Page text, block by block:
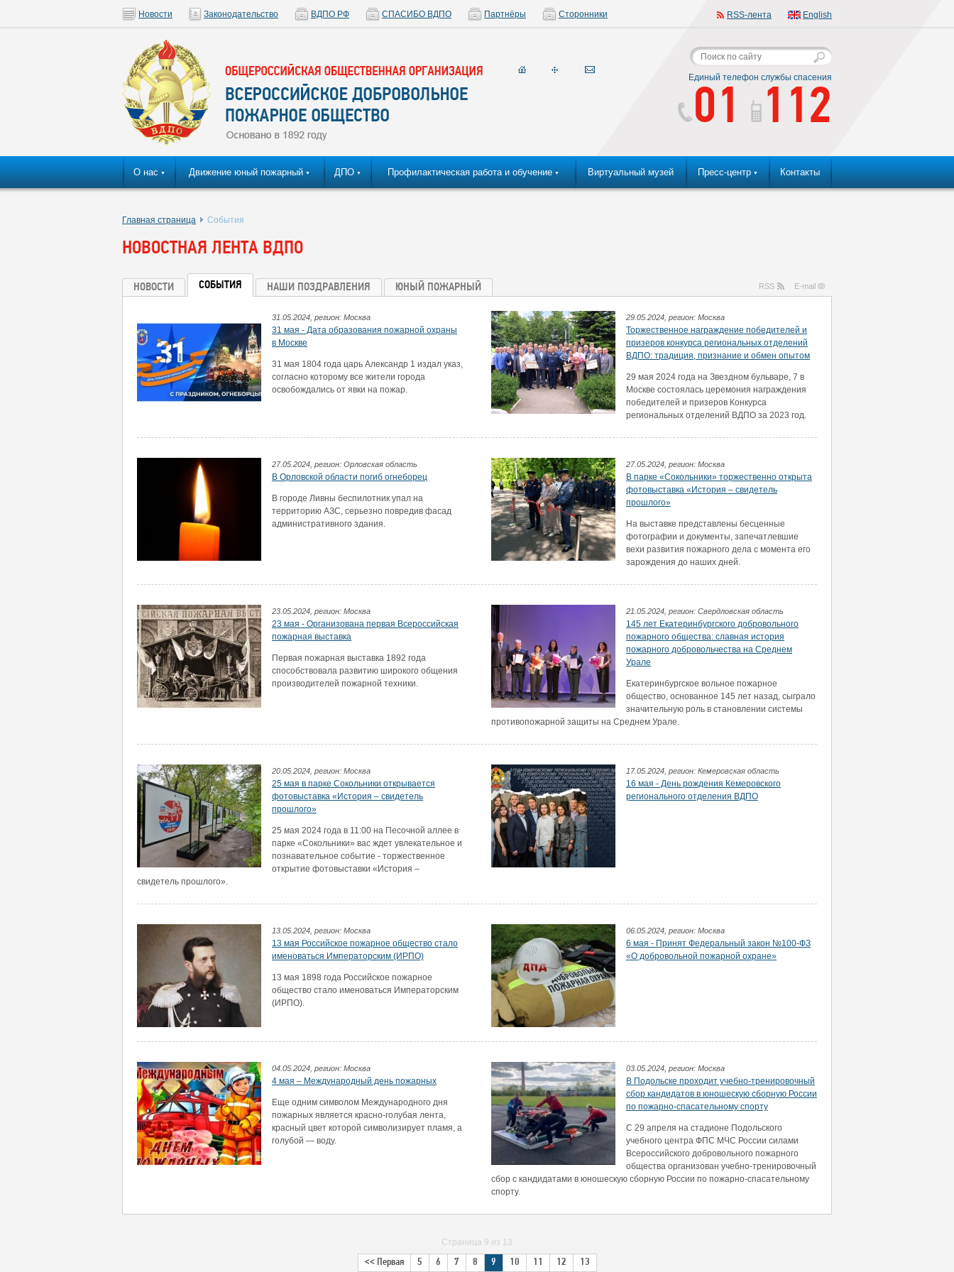
Новости Законодательство ВДПО РФ СПАСИБО ВДПО Партнёры Сторонники RSS-лента English
Единый телефон службы спасения
01 112
О нас ▼ Движение юный пожарный ▼ ДПО ▼ Профилактическая работа и обучение ▼ Виртуальный музей Пресс-центр ▼ Контакты
Главная страница События
НОВОСТНАЯ ЛЕНТА ВДПО
НОВОСТИ СОБЫТИЯ НАШИ ПОЗДРАВЛЕНИЯ ЮНЫЙ ПОЖАРНЫЙ RSS E-mail
31.05.2024, регион: Москва
31 мая - Дата образования пожарной охраны
в Москве
31 мая 1804 года царь Александр 1 издал указ,
согласно которому все жители города
освобождались от явки на пожар.
29.05.2024, регион: Москва
Торжественное награждение победителей и
призеров конкурса региональных отделений
ВДПО: традиция, признание и обмен опытом
29 мая 2024 года на Звездном бульваре, 7 в
Москве состоялась церемония награждения
победителей и призеров Конкурса
региональных отделений ВДПО за 2023 год.
27.05.2024, регион: Орловская область
В Орловской области погиб огнеборец
В городе Ливны беспилотник упал на
территорию АЗС, серьезно повредив фасад
административного здания.
27.05.2024, регион: Москва
В парке «Сокольники» торжественно открыта
фотовыставка «История – свидетель
прошлого»
На выставке представлены бесценные
фотографии и документы, запечатлевшие
вехи развития пожарного дела с момента его
зарождения до наших дней.
23.05.2024, регион: Москва
23 мая - Организована первая Всероссийская
пожарная выставка
Первая пожарная выставка 1892 года
способствовала развитию широкого общения
производителей пожарной техники.
21.05.2024, регион: Свердловская область
145 лет Екатеринбургского добровольного
пожарного общества: славная история
пожарного добровольчества на Среднем
Урале
Екатеринбургское вольное пожарное
общество, основанное 145 лет назад, сыграло
значительную роль в становлении системы
противопожарной защиты на Среднем Урале.
20.05.2024, регион: Москва
25 мая в парке Сокольники открывается
фотовыставка «История – свидетель
прошлого»
25 мая 2024 года в 11:00 на Песочной аллее в
парке «Сокольники» вас ждет увлекательное и
познавательное событие - торжественное
открытие фотовыставки «История –
свидетель прошлого».
17.05.2024, регион: Кемеровская область
16 мая - День рождения Кемеровского
регионального отделения ВДПО
13.05.2024, регион: Москва
13 мая Российское пожарное общество стало
именоваться Императорским (ИРПО)
13 мая 1898 года Российское пожарное
общество стало именоваться Императорским
(ИРПО).
06.05.2024, регион: Москва
6 мая - Принят Федеральный закон №100-ФЗ
«О добровольной пожарной охране»
04.05.2024, регион: Москва
4 мая – Международный день пожарных
Еще одним символом Международного дня
пожарных является красно-голубая лента,
красный цвет которой символизирует пламя, а
голубой — воду.
03.05.2024, регион: Москва
В Подольске проходит учебно-тренировочный
сбор кандидатов в юношескую сборную России
по пожарно-спасательному спорту
С 29 апреля на стадионе Подольского
учебного центра ФПС МЧС России силами
Всероссийского добровольного пожарного
общества организован учебно-тренировочный
сбор с кандидатами в юношескую сборную России по пожарно-спасательному
спорту.
Страница 9 из 13
<< Первая 5 6 7 8 9 10 11 12 13